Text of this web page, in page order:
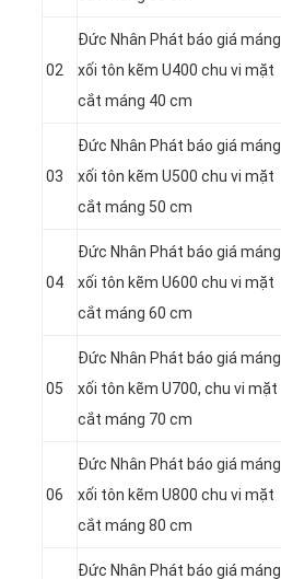
02
Đức Nhân Phát báo giá máng
xối tôn kẽm U400 chu vi mặt
cắt máng 40 cm
03
Đức Nhân Phát báo giá máng
xối tôn kẽm U500 chu vi mặt
cắt máng 50 cm
04
Đức Nhân Phát báo giá máng
xối tôn kẽm U600 chu vi mặt
cắt máng 60 cm
05
Đức Nhân Phát báo giá máng
xối tôn kẽm U700, chu vi mặt
cắt máng 70 cm
06
Đức Nhân Phát báo giá máng
xối tôn kẽm U800 chu vi mặt
cắt máng 80 cm
Đức Nhân Phát báo giá máng